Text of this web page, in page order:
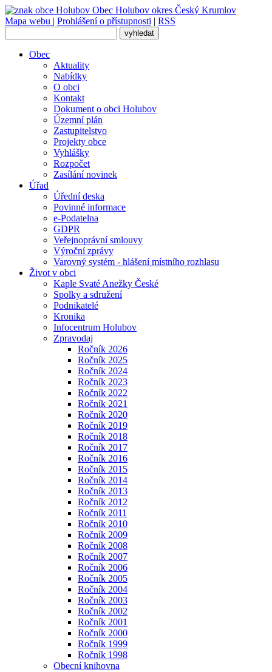
Obec Holubov okres Český Krumlov
Mapa webu | Prohlášení o přístupnosti | RSS
Obec
Aktuality
Nabídky
O obci
Kontakt
Dokument o obci Holubov
Územní plán
Zastupitelstvo
Projekty obce
Vyhlášky
Rozpočet
Zasílání novinek
Úřad
Úřední deska
Povinné informace
e-Podatelna
GDPR
Veřejnoprávní smlouvy
Výroční zprávy
Varovný systém - hlášení místního rozhlasu
Život v obci
Kaple Svaté Anežky České
Spolky a sdružení
Podnikatelé
Kronika
Infocentrum Holubov
Zpravodaj
Ročník 2026
Ročník 2025
Ročník 2024
Ročník 2023
Ročník 2022
Ročník 2021
Ročník 2020
Ročník 2019
Ročník 2018
Ročník 2017
Ročník 2016
Ročník 2015
Ročník 2014
Ročník 2013
Ročník 2012
Ročník 2011
Ročník 2010
Ročník 2009
Ročník 2008
Ročník 2007
Ročník 2006
Ročník 2005
Ročník 2004
Ročník 2003
Ročník 2002
Ročník 2001
Ročník 2000
Ročník 1999
Ročník 1998
Obecní knihovna